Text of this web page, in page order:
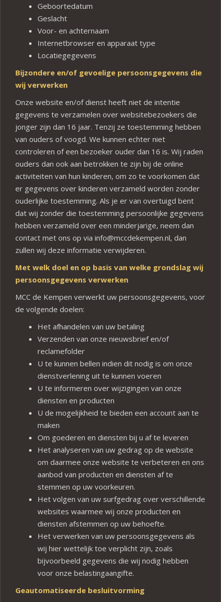
Geboortedatum
Geslacht
Voor- en achternaam
Internetbrowser en apparaat type
Locatiegegevens
Bijzondere en/of gevoelige persoonsgegevens die
wij verwerken
Onze website en/of dienst heeft niet de intentie
gegevens te verzamelen over websitebezoekers die
jonger zijn dan 16 jaar. Tenzij ze toestemming hebben
van ouders of voogd. We kunnen echter niet
controleren of een bezoeker ouder dan 16 is. Wij raden
ouders dan ook aan betrokken te zijn bij de online
activiteiten van hun kinderen, om zo te voorkomen dat
er gegevens over kinderen verzameld worden zonder
ouderlijke toestemming. Als je er van overtuigd bent
dat wij zonder die toestemming persoonlijke gegevens
hebben verzameld over een minderjarige, neem dan
contact met ons op via info@mccdekempen.nl, dan
zullen wij deze informatie verwijderen.
Met welk doel en op basis van welke grondslag wij
persoonsgegevens verwerken
MCC de Kempen verwerkt uw persoonsgegevens, voor
de volgende doelen:
Het afhandelen van uw betaling
Verzenden van onze nieuwsbrief en/of
reclamefolder
U te kunnen bellen indien dit nodig is om onze
dienstverlening uit te kunnen voeren
U te informeren over wijzigingen van onze
diensten en producten
U de mogelijkheid te bieden een account aan te
maken
Om goederen en diensten bij u af te leveren
Het analyseren van uw gedrag op de website
om daarmee onze website te verbeteren en ons
aanbod van producten en diensten af te
stemmen op uw voorkeuren.
Het volgen van uw surfgedrag over verschillende
websites waarmee wij onze producten en
diensten afstemmen op uw behoefte.
Het verwerken van uw persoonsgegevens als
wij hier wettelijk toe verplicht zijn, zoals
bijvoorbeeld gegevens die wij nodig hebben
voor onze belastingaangifte.
Geautomatiseerde besluitvorming